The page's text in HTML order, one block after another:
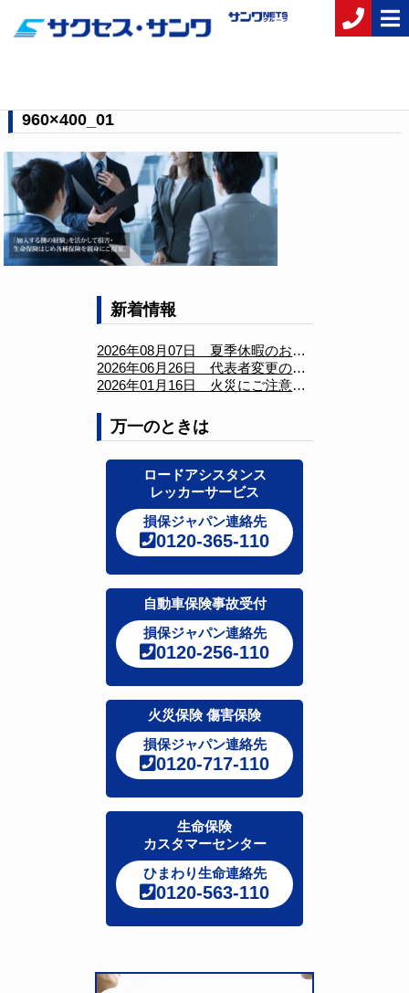
960×400_01
新着情報
2026年08月07日 夏季休暇のお知らせ
2026年06月26日 代表者変更のお知らせ
2026年01月16日 火災にご注意ください
万一のときは
ロードアシスタンス
レッカーサービス
損保ジャパン連絡先
0120-365-110
自動車保険事故受付
損保ジャパン連絡先
0120-256-110
火災保険 傷害保険
損保ジャパン連絡先
0120-717-110
生命保険
カスタマーセンター
ひまわり生命連絡先
0120-563-110